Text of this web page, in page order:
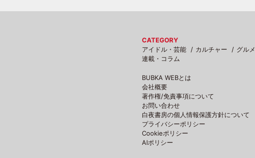
CATEGORY
アイドル・芸能
カルチャー グルメ
連載・コラム
BUBKA WEBとは
会社概要
著作権/免責事項について
お問い合わせ
白夜書房の個人情報保護方針について
プライバシーポリシー
Cookieポリシー
AIポリシー